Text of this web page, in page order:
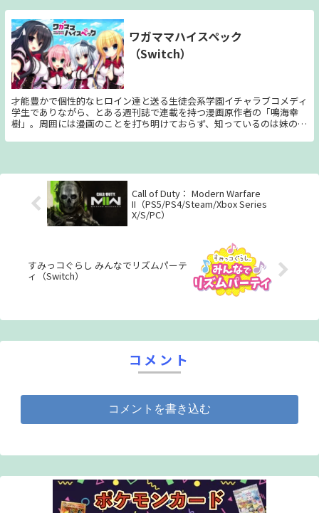
「ブレス オブ ザ ワイルド」でキーアイテムとして登場した 「シーカー
ストーン」の特別な力により、 リモコンバクダンやビタロックなどお
なじみのシステムが、 キャラクター固有のアクションとして展開。 リ
ンク以外にもさまざまなキャラクターを操作して、 強大な敵に立ち向
かう。
ワガママハイスペック
（Switch）
才能豊かで個性的なヒロイン達と送る生徒会系学園イチャラブコメディ
学生でありながら、とある週刊誌で連載を持つ漫画原作者の「鳴海幸
樹」。周囲には漫画のことを打ち明けておらず、知っているのは妹の
長の「鹿苑寺かおるこ」が自分の漫画の作画担当であることが発覚。ち
のであった。 しかし、主人公の事情を知らない副会長「アーシェ」は
役員入りに猛反対。さらにそんな中、学生からの依頼やトラブルが舞い
込み……。
Call of Duty： Modern Warfare
II（PS5/PS4/Steam/Xbox Series
X/S/PC）
すみっコぐらし みんなでリズムパーテ
ィ（Switch）
コメント
コメントを書き込む